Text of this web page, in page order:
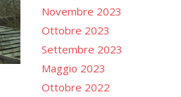
Novembre 2023
Ottobre 2023
Settembre 2023
Maggio 2023
Ottobre 2022